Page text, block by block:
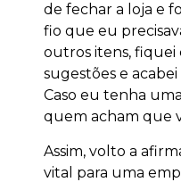
de fechar a loja e
fio que eu
outros itens, fiquei
sugestões e
Caso eu tenha
quem acham que
Assim, volto a
vital para uma